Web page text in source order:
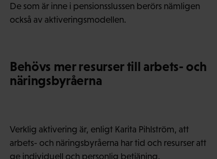
De som är inne i pensionsslussen berörs nämligen
också av aktiveringsmodellen.
Behövs mer resurser till arbets- och
näringsbyråerna
Verklig aktivering är, enligt Karita Pihlström, att
arbets- och näringsbyråerna har tid och resurser att
ge individuell och personlig betjäning.